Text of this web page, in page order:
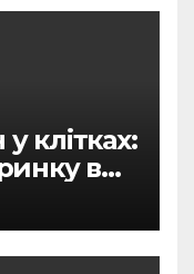
клітках:
в